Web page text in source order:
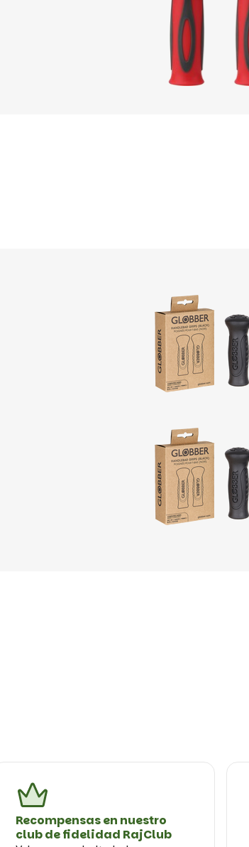
Recompensas en nuestro
club de fidelidad RajClub